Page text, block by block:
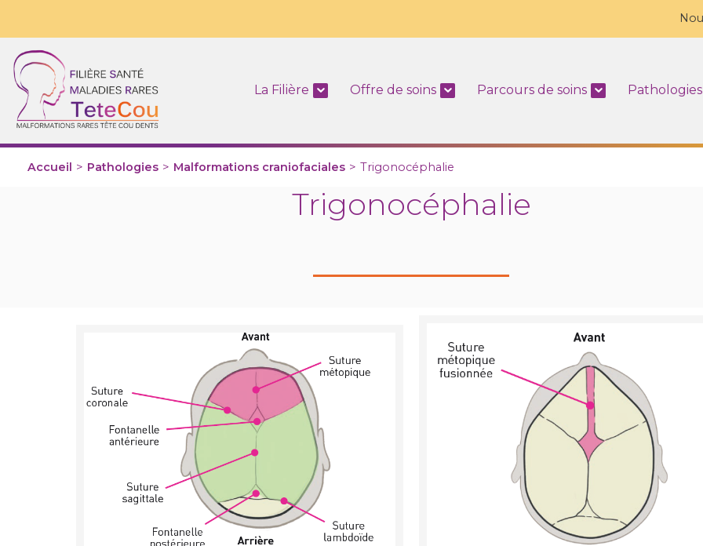
La Filière Offre de soins Parcours de soins Pathologies
Accueil > Pathologies > Malformations craniofaciales > Trigonocéphalie
Trigonocéphalie